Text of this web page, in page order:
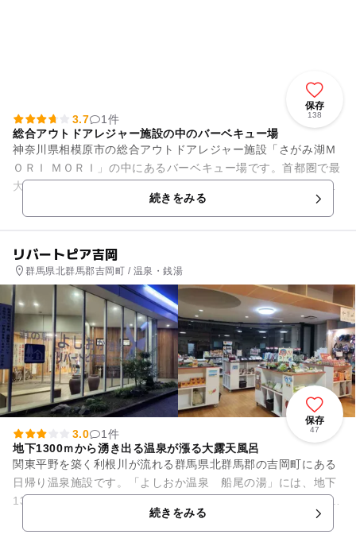
保存
138
3.7
1件
総合アウトドアレジャー施設の中のバーベキュー場
神奈川県相模原市の総合アウトドアレジャー施設「さがみ湖Ｍ
ＯＲＩ ＭＯＲＩ」の中にあるバーベキュー場です。首都圏で最
大の規模を誇る野外バーベキュー場には、大きな屋根が設けら
れ、雨の日でも安心です。...続きをみる
リバートピア吉岡
群馬県北群馬郡吉岡町 / 温泉・銭湯
保存
47
3.0
1件
地下1300ｍから湧き出る温泉が漲る大露天風呂
関東平野を築く利根川が流れる群馬県北群馬郡の吉岡町にある
日帰り温泉施設です。「よしおか温泉 船尾の湯」には、地下
1300ｍから湧き出る温泉が漲っています。川面を渡る爽やかな
風が吹きぬける大露天風...続きをみる